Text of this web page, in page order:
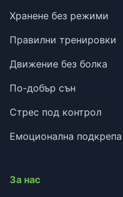
Хранене без режими
Правилни тренировки
Движение без болка
По-добър сън
Стрес под контрол
Емоционална подкрепа
За нас